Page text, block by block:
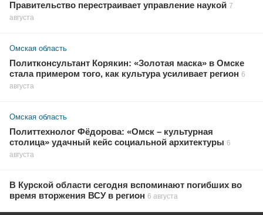
Правительство перестраивает управление наукой 7
августа
Омская область
Политконсультант Корякин: «Золотая маска» в Омске
стала примером того, как культура усиливает регион 6
августа
Омская область
Политтехнолог Фёдорова: «Омск – культурная
столица» удачный кейс социальной архитектуры 6
августа
В Курской области сегодня вспоминают погибших во
время вторжения ВСУ в регион 6 августа